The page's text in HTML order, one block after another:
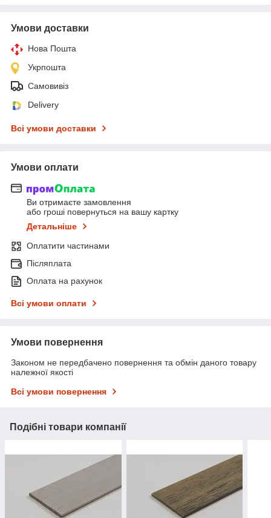
Умови доставки
Нова Пошта
Укрпошта
Самовивіз
Delivery
Всі умови доставки
Умови оплати
Ви отримаєте замовлення
або гроші повернуться на вашу картку
Детальніше
Оплатити частинами
Післяплата
Оплата на рахунок
Всі умови оплати
Умови повернення
Законом не передбачено повернення та обмін даного товару
належної якості
Всі умови повернення
Подібні товари компанії